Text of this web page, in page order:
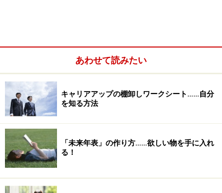
あわせて読みたい
キャリアアップの棚卸しワークシート……自分
を知る方法
「未来年表」の作り方……欲しい物を手に入れ
る！